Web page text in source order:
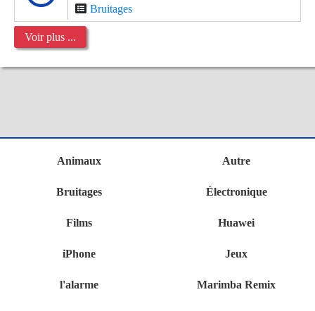
Bruitages
Voir plus ...
Animaux Autre
Bruitages Électronique
Films Huawei
iPhone Jeux
l'alarme Marimba Remix